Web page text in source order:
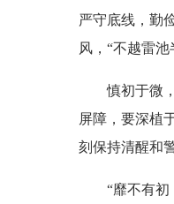
严守底线，勤
风，“不越雷
慎初于微，
屏障，要深植
刻保持清醒和
“靡不有初，